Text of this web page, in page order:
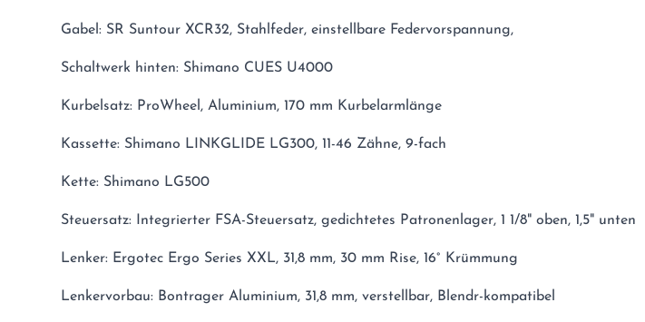
Gabel: SR Suntour XCR32, Stahlfeder, einstellbare Federvorspannung,
Schaltwerk hinten: Shimano CUES U4000
Kurbelsatz: ProWheel, Aluminium, 170 mm Kurbelarmlänge
Kassette: Shimano LINKGLIDE LG300, 11-46 Zähne, 9-fach
Kette: Shimano LG500
Steuersatz: Integrierter FSA-Steuersatz, gedichtetes Patronenlager, 1 1/8" oben, 1,5" unten
Lenker: Ergotec Ergo Series XXL, 31,8 mm, 30 mm Rise, 16° Krümmung
Lenkervorbau: Bontrager Aluminium, 31,8 mm, verstellbar, Blendr-kompatibel